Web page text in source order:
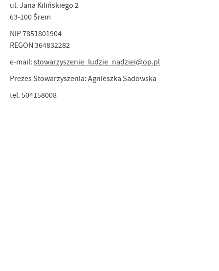
ul. Jana Kilińskiego 2
63-100 Śrem
NIP 7851801904
REGON 364832282
e-mail: stowarzyszenie_ludzie_nadziei@op.pl
Prezes Stowarzyszenia: Agnieszka Sadowska
tel. 504158008